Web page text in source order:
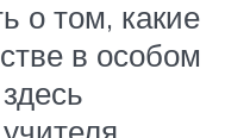
о том, какие
в особом